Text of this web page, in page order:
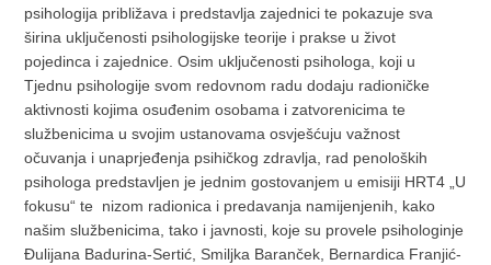
psihologija približava i predstavlja zajednici te pokazuje sva
širina uključenosti psihologijske teorije i prakse u život
pojedinca i zajednice. Osim uključenosti psihologa, koji u
Tjednu psihologije svom redovnom radu dodaju radioničke
aktivnosti kojima osuđenim osobama i zatvorenicima te
službenicima u svojim ustanovama osvješćuju važnost
očuvanja i unaprjeđenja psihičkog zdravlja, rad penoloških
psihologa predstavljen je jednim gostovanjem u emisiji HRT4 „U
fokusu“ te nizom radionica i predavanja namijenjenih, kako
našim službenicima, tako i javnosti, koje su provele psihologinje
Đulijana Badurina-Sertić, Smiljka Baranček, Bernardica Franjić-